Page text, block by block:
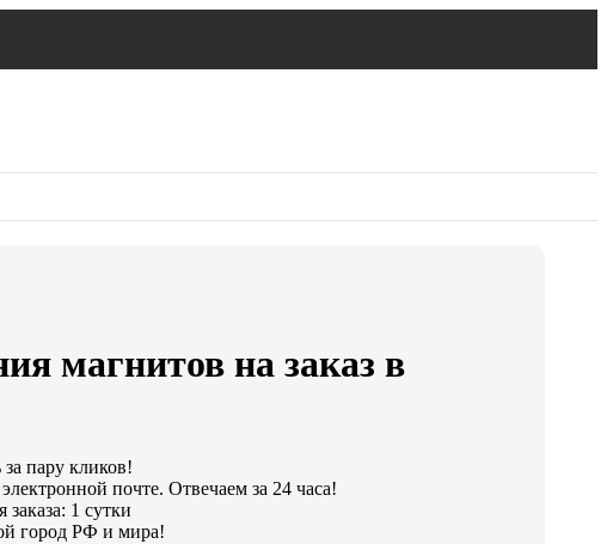
магнитов на заказ в
пару кликов!
почте. Отвечаем за 24 часа!
1 сутки
город РФ и мира!